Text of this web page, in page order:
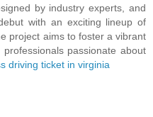
by industry experts, and
with an exciting lineup of
project aims to foster a vibrant
passionate about
driving ticket in virginia